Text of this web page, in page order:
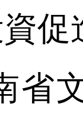
促
省